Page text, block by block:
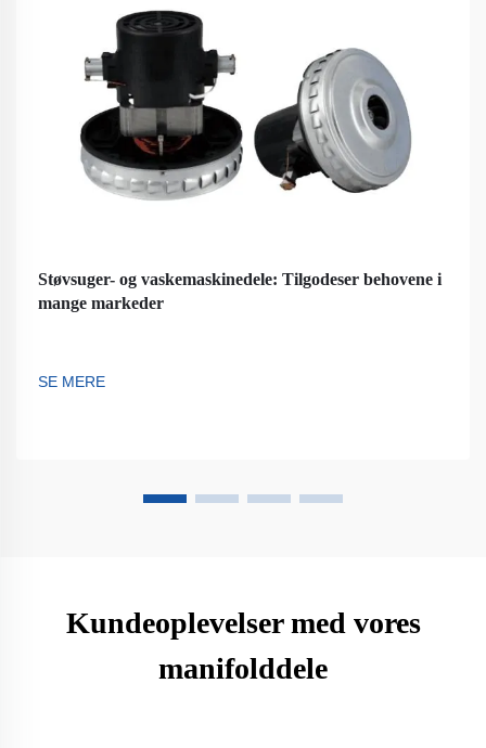
Støvsuger- og vaskemaskinedele: Tilgodeser behovene i
mange markeder
SE MERE
Kundeoplevelser med vores
manifolddele